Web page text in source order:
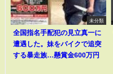
未分類
全国指名手配犯の見立真一に
遭遇した。妹をバイクで追突
する暴走族…懸賞金600万円